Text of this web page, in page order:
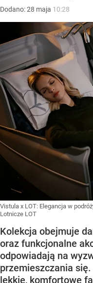
Dodano:28 maja 10:28
Vistula x LOT: Elegancja w
Lotnicze LOT
Kolekcja obejmuje
oraz funkcjonalne
odpowiadają na
przemieszczania
lekkie, komfortowe